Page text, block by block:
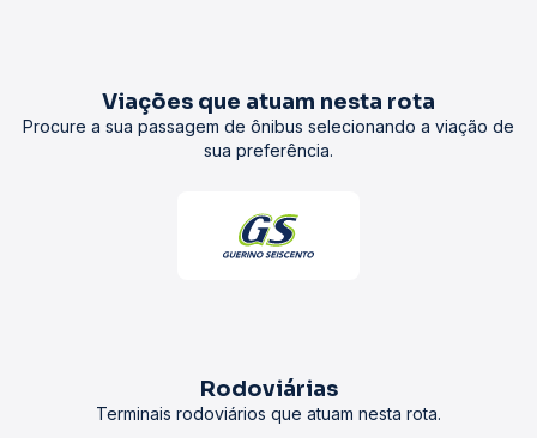
Viações que atuam nesta rota
Procure a sua passagem de ônibus selecionando a viação de
sua preferência.
Rodoviárias
Terminais rodoviários que atuam nesta rota.